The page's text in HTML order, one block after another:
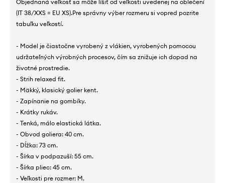
Objednaná veľkosť sa môže líšiť od veľkosti uvedenej na oblečení
(IT 38/XXS = EU XS).Pre správny výber rozmeru si vopred pozrite
tabuľku veľkostí.
- Model je čiastočne vyrobený z vlákien, vyrobených pomocou
udržateľných výrobných procesov, čím sa znižuje ich dopad na
životné prostredie.
- Strih relaxed fit.
- Mäkký, klasický golier kent.
- Zapínanie na gombíky.
- Krátky rukáv.
- Tenká, málo elastická látka.
- Obvod goliera: 40 cm.
- Dĺžka: 73 cm.
- Šírka v podpazuší: 55 cm.
- Šírka pliec: 45 cm.
- Veľkosti pre rozmer: M.